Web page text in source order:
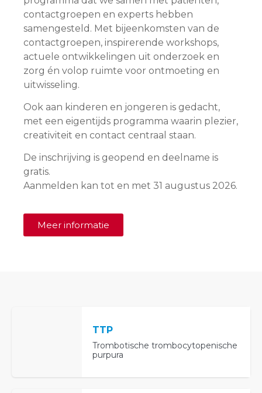
contactgroepen en experts hebben
samengesteld. Met bijeenkomsten van de
contactgroepen, inspirerende workshops,
actuele ontwikkelingen uit onderzoek en
zorg én volop ruimte voor ontmoeting en
uitwisseling.
Ook aan kinderen en jongeren is gedacht,
met een eigentijds programma waarin plezier,
creativiteit en contact centraal staan.
De inschrijving is geopend en deelname is
gratis.
Aanmelden kan tot en met 31 augustus 2026.
Meer informatie
TTP
Trombotische trombocytopenische
purpura